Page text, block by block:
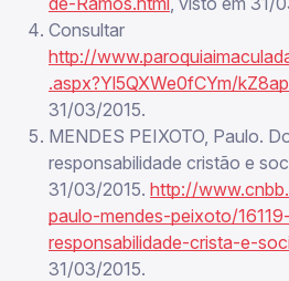
Consultar
http://
.aspx?Yl5QXWe0fCYm/
31/03/2015.
MENDES PEIXOTO, Paulo.
responsabilidade cristão e
31/03/2015. http://
paulo-mendes-peixoto/
responsabilidade-crista-e-
31/03/2015.